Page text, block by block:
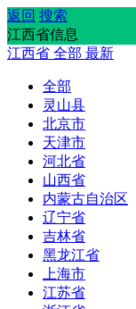
返回 搜索
江西省信息
江西省 全部 最新
全部
灵山县
北京市
天津市
河北省
山西省
内蒙古自治区
辽宁省
吉林省
黑龙江省
上海市
江苏省